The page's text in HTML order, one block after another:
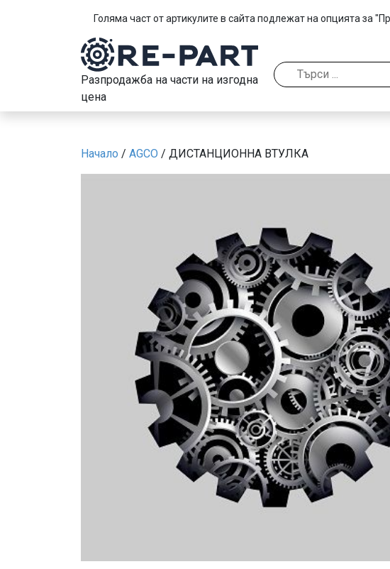
Голяма част от артикулите в сайта подлежат на опцията за
Разпродажба на части на изгодна
цена
Начало / AGCO / ДИСТАНЦИОННА ВТУЛКА